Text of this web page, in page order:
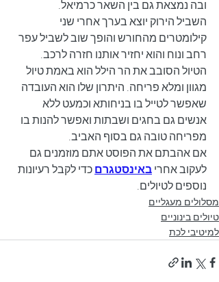
ובה נמצאת גם בין השאר כרמיאל.
השביל הירוק יוצא בערך אחרי שני
קילומטרים מהחורש והופך שוב לשביל עפר
רחב ונוח והוא יחזיר אותנו חזרה לרכב.
הטיול הסובב את הר הילל הוא באמת טיול
מגוון ומלא פריחה. היתרון שלו הוא העובדה
שאפשר לטייל בו בניחותא וכמעט ללא
אנשים גם בחגים ושבתות ואפשר להנות בו
מפריחה טובה גם בסוף האביב.
אם אהבתם את הפוסט אתם מוזמנים גם
לעקוב אחרי באינסטגרם כדי לקבל רעיונות
נוספים לטיולים.
מסלולים מעגליים
טיולים בינוניים
למיטיבי לכת